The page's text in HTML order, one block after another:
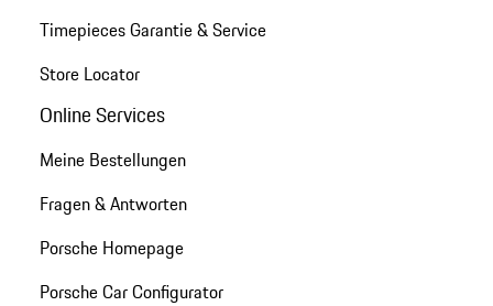
Timepieces Garantie & Service
Store Locator
Online Services
Meine Bestellungen
Fragen & Antworten
Porsche Homepage
Porsche Car Configurator